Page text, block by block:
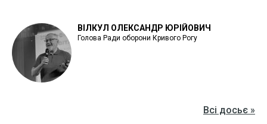
ВІЛКУЛ ОЛЕКСАНДР ЮРІЙОВИЧ
Голова Ради оборони Кривого Рогу
Всі досьє »